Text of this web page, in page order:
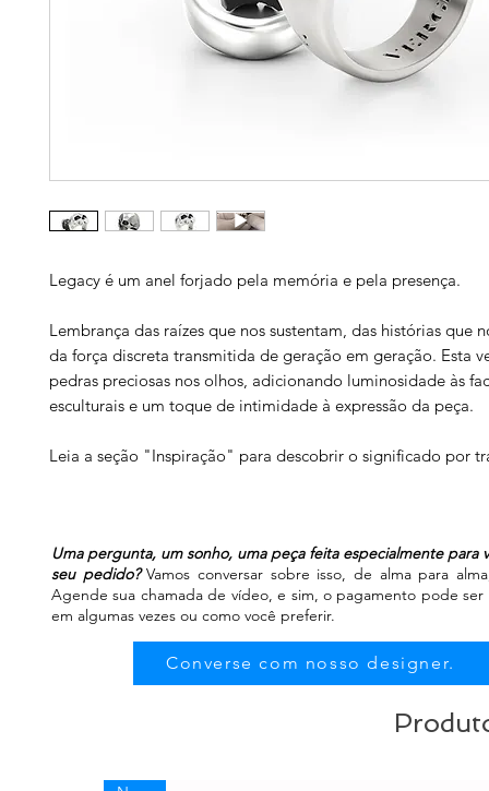
Legacy é um anel forjado pela memória e pela presença.
Lembrança das raízes que nos sustentam, das histórias que
da força discreta transmitida de geração em geração. Esta
pedras preciosas nos olhos, adicionando luminosidade às
esculturais e um toque de intimidade à expressão da peça.
Leia a seção "Inspiração" para descobrir o significado por
Uma pergunta, um sonho, uma peça feita especialmente para
seu pedido?Vamos conversar sobre isso, de alma para
Agende sua chamada de vídeo, e sim, o pagamento pode
em algumas vezes ou como você preferir.
Converse com nosso designer.